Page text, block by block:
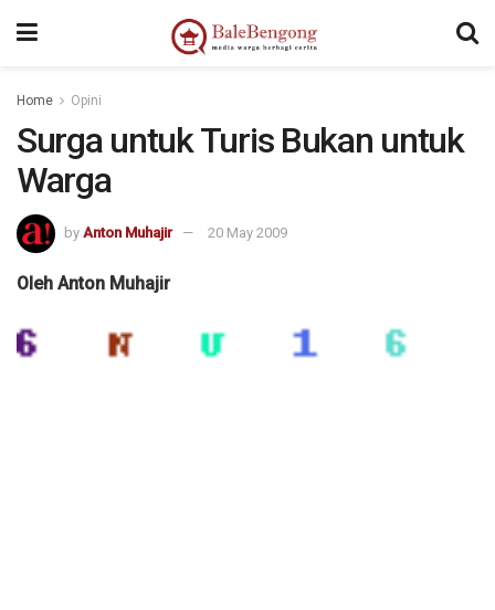
Home Opini
Surga untuk Turis Bukan untuk
Warga
by Anton Muhajir 20 May 2009
Oleh Anton Muhajir